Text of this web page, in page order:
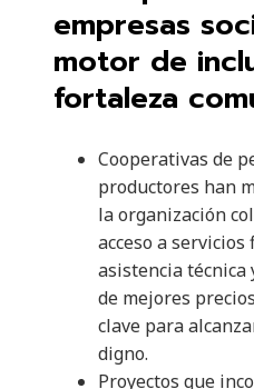
empresas
motor de
fortaleza
Cooperativas de
productores han
la organización
acceso a servicios
asistencia técnica
de mejores
clave para
digno.
Proyectos que